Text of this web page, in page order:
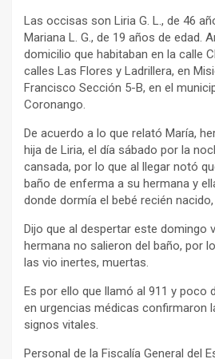
Las occisas son Liria G. L., de 46
Mariana L. G., de 19 años de edad.
domicilio que habitaban en la calle
calles Las Flores y Ladrillera, en
Francisco Sección 5-B, en el
Coronango.
De acuerdo a lo que relató María,
hija de Liria, el día sábado por la
cansada, por lo que al llegar notó
baño de enferma a su hermana y
donde dormía el bebé recién
Dijo que al despertar este domingo
hermana no salieron del baño, por
las vio inertes, muertas.
Es por ello que llamó al 911 y poco
en urgencias médicas confirmaron
signos vitales.
Personal de la Fiscalía General del